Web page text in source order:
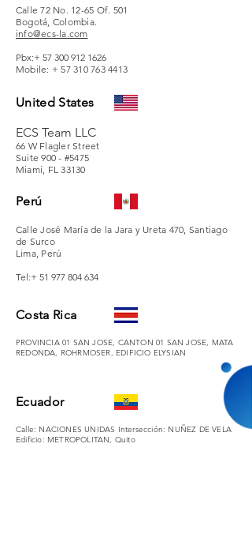
Calle 72 No. 12-65 Of. 501
Bogotá, Colombia.
info@ecs-la.com
Pbx:+ 57 300 912 1626
Mobile: +57 310 763 4413
United States
ECS Team LLC
66 W Flagler Street
Suite 900 - #5475
Miami, FL 33130
Perú
Calle José María de la Jara y Ureta 470, Santiago
de Surco
Lima, Perú
Tel:+ 51 977 804 634
Costa Rica
PROVINCIA 01 SAN JOSE, CANTON 01 SAN JOSE, MATA
REDONDA, ROHRMOSER, EDIFICIO ELYSIAN
Ecuador
Calle: NACIONES UNIDAS Intersección: NUÑEZ DE VELA
Edificio: METROPOLITAN, Quito